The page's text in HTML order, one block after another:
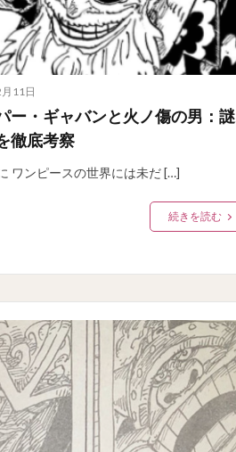
11日
ー・ギャバンと火ノ傷の男：謎
徹底考察
ワンピースの世界には未だ […]
続きを読む